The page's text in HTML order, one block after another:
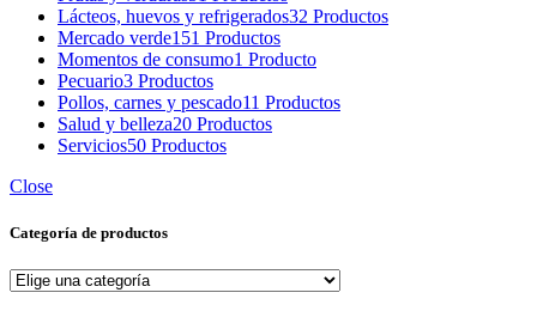
Lácteos, huevos y refrigerados32 Productos
Mercado verde151 Productos
Momentos de consumo1 Producto
Pecuario3 Productos
Pollos, carnes y pescado11 Productos
Salud y belleza20 Productos
Servicios50 Productos
Close
Categoría de productos